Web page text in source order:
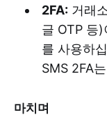
2FA: 거래
글 OTP 등
를 사용하
SMS 2FA
마치며